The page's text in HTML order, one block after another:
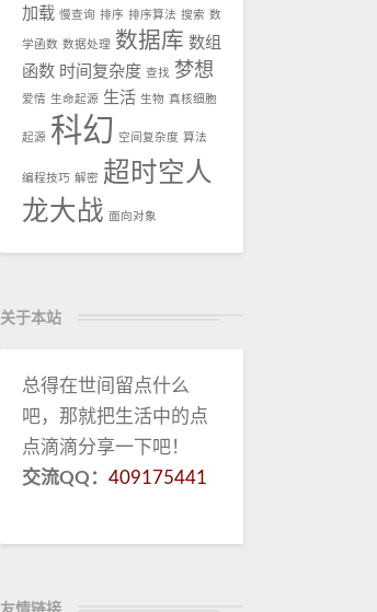
加载 慢查询 排序 排序算法 搜索 数
学函数 数据处理 数据库 数组
函数 时间复杂度 查找 梦想
爱情 生命起源 生活 生物 真核细胞
起源 科幻 空间复杂度 算法
编程技巧 解密 超时空人
龙大战 面向对象
关于本站
总得在世间留点什么
吧，那就把生活中的点
点滴滴分享一下吧！
交流QQ： 409175441